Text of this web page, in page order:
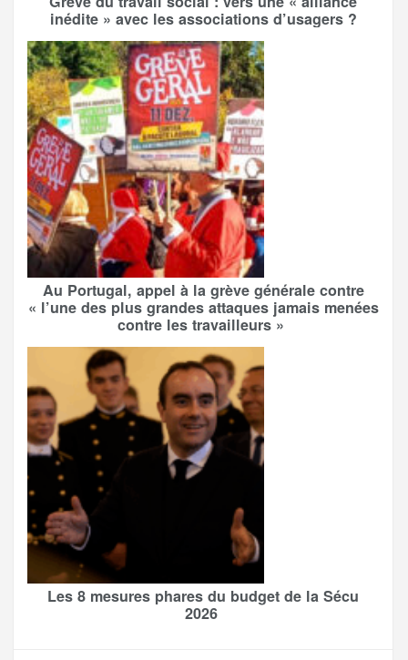
inédite » avec les associations d’usagers ?
Au Portugal, appel à la grève générale contre
« l’une des plus grandes attaques jamais menées
contre les travailleurs »
Les 8 mesures phares du budget de la Sécu
2026